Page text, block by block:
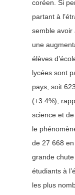
coréen. Si
partant à
semble avoir
une
élèves
lycées sont
pays, soit
(+3.4%),
science et
le
de 27 668
grande
étudiants à
les plus